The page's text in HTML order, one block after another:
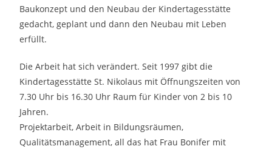
Baukonzept und den Neubau der Kindertagesstätte
gedacht, geplant und dann den Neubau mit Leben
erfüllt.
Die Arbeit hat sich verändert. Seit 1997 gibt die
Kindertagesstätte St. Nikolaus mit Öffnungszeiten von
7.30 Uhr bis 16.30 Uhr Raum für Kinder von 2 bis 10
Jahren.
Projektarbeit, Arbeit in Bildungsräumen,
Qualitätsmanagement, all das hat Frau Bonifer mit